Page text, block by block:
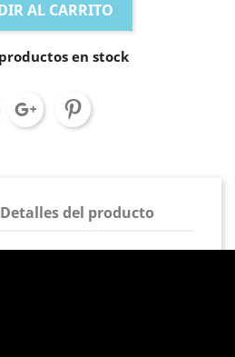
AL CARRITO
en stock
Detalles del producto